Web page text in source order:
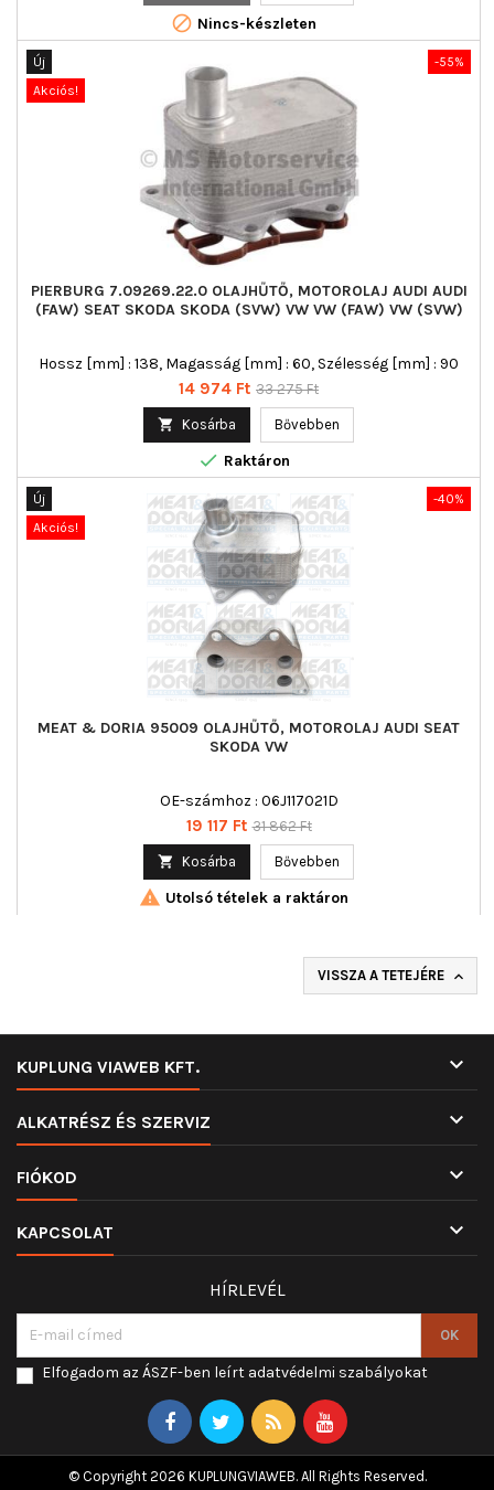
 Nincs-készleten
-55%
Új
Akciós!
PIERBURG 7.09269.22.0 OLAJHŰTŐ, MOTOROLAJ AUDI AUDI
(FAW) SEAT SKODA SKODA (SVW) VW VW (FAW) VW (SVW)
Hossz [mm] : 138, Magasság [mm] : 60, Szélesség [mm] : 90
Ár
14 974 Ft Normál
33 275 Ft
 Kosárba Bővebben
 Raktáron
-40%
Új
Akciós!
MEAT & DORIA 95009 OLAJHŰTŐ, MOTOROLAJ AUDI SEAT
SKODA VW
OE-számhoz : 06J117021D
Ár
19 117 Ft Normál
31 862 Ft
 Kosárba Bővebben
 Utolsó tételek a raktáron
VISSZA A TETEJÉRE 
KUPLUNG VIAWEB KFT. 
ALKATRÉSZ ÉS SZERVIZ 
FIÓKOD 
KAPCSOLAT 
HÍRLEVÉL
Elfogadom az ÁSZF-ben leírt adatvédelmi szabályokat
© Copyright 2026 KUPLUNGVIAWEB. All Rights Reserved.